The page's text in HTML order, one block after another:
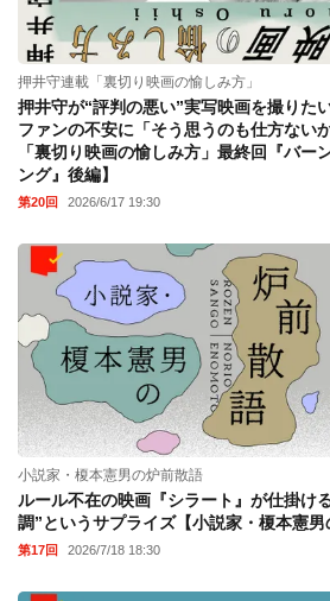
押井守連載「裏切り映画の愉しみ方」
押井守が“評判の悪い”実写映画を撮りた
ファンの不安に「そう思うのも仕方ない
「裏切り映画の愉しみ方」最終回『バー
ング』後編】
第20回 2026/6/17 19:30
小説家・榎本憲男の炉前散語
ルール不在の映画『シラート』が仕掛け
調”というサプライズ【小説家・榎本憲男
第17回 2026/7/18 18:30